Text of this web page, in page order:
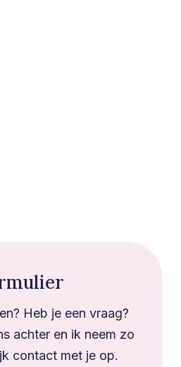
Heb je een vraag?
achter en ik neem zo
contact met je op.